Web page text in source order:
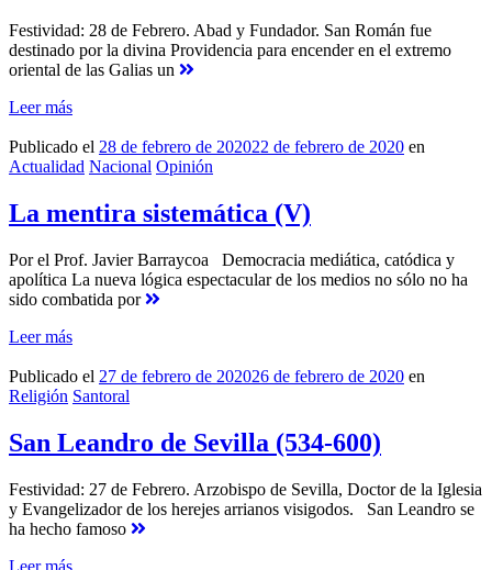
Festividad: 28 de Febrero. Abad y Fundador. San Román fue
destinado por la divina Providencia para encender en el extremo
oriental de las Galias un
Leer más
Publicado el 28 de febrero de 202022 de febrero de 2020 en
Actualidad Nacional Opinión
La mentira sistemática (V)
Por el Prof. Javier Barraycoa Democracia mediática, catódica y
apolítica La nueva lógica espectacular de los medios no sólo no ha
sido combatida por
Leer más
Publicado el 27 de febrero de 202026 de febrero de 2020 en
Religión Santoral
San Leandro de Sevilla (534-600)
Festividad: 27 de Febrero. Arzobispo de Sevilla, Doctor de la Iglesia
y Evangelizador de los herejes arrianos visigodos. San Leandro se
ha hecho famoso
Leer más